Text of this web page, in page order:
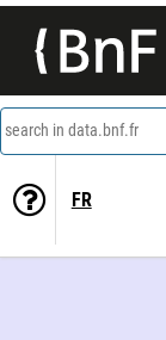
search in data.bnf.fr
FR